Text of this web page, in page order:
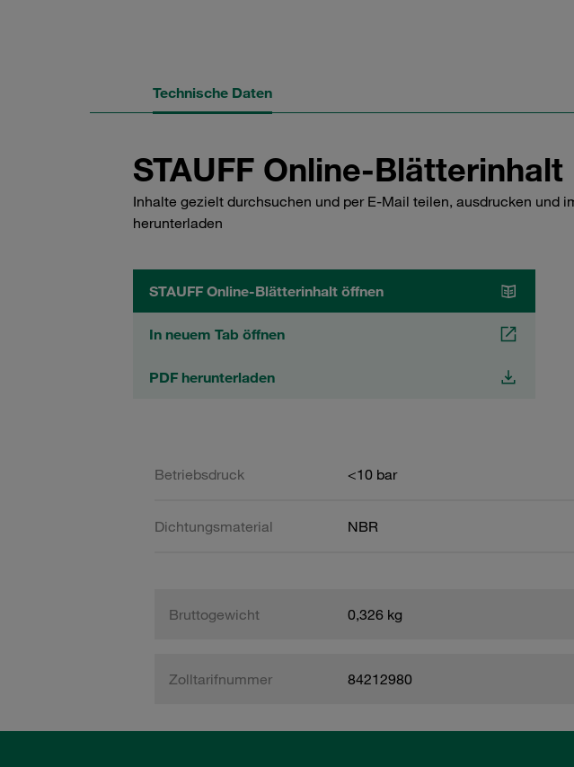
Technische Daten
STAUFF Online-Blätterinhalt
Inhalte gezielt durchsuchen und per E-Mail teilen, ausdrucken und
herunterladen
STAUFF Online-Blätterinhalt öffnen
In neuem Tab öffnen
PDF herunterladen
Betriebsdruck <10 bar
Dichtungsmaterial NBR
Bruttogewicht 0,326 kg
Zolltarifnummer 84212980